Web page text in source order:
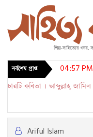
সর্বশেষ প্রাপ্ত 04:57 PM
চারটি কবিতা । আব্দুল্লাহ্ জামিল
Ariful Islam